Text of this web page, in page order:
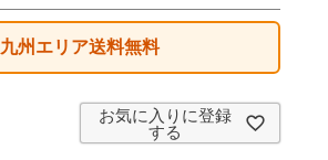
九州エリア送料無料
お気に入りに登録
する